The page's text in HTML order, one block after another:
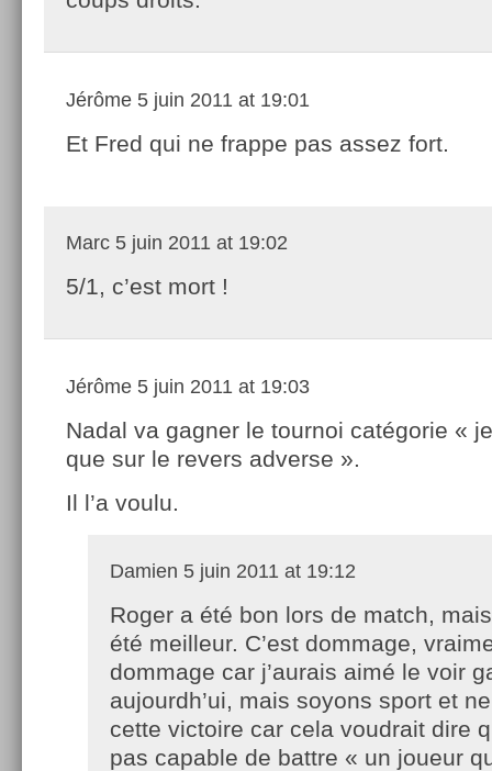
Jérôme 5 juin 2011 at 19:01
Et Fred qui ne frappe pas assez fort.
Marc 5 juin 2011 at 19:02
5/1, c’est mort !
Jérôme 5 juin 2011 at 19:03
Nadal va gagner le tournoi catégorie «
que sur le revers adverse ».
Il l’a voulu.
Damien 5 juin 2011 at 19:12
Roger a été bon lors de match,
été meilleur. C’est dommage,
dommage car j’aurais aimé le voir
aujourdh’ui, mais soyons sport et
cette victoire car cela voudrait dire
pas capable de battre « un joueur